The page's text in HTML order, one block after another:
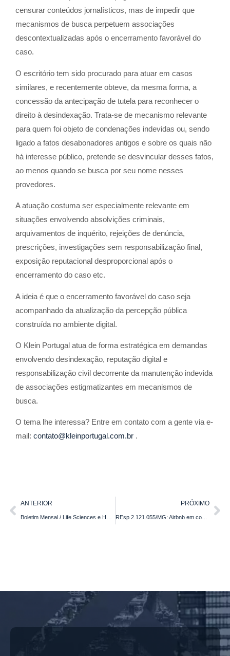
censurar conteúdos jornalísticos, mas de impedir que
mecanismos de busca perpetuem associações
descontextualizadas após o encerramento favorável do
caso.
O escritório tem sido procurado para atuar em casos
similares, e recentemente obteve, da mesma forma, a
concessão da antecipação de tutela para reconhecer o
direito à desindexação. Trata-se de mecanismo relevante
para quem foi objeto de condenações indevidas ou, sendo
ligado a fatos desabonadores antigos e sobre os quais não
há interesse público, pretende se desvincular desses fatos,
ao menos quando se busca por seu nome nesses
provedores.
A atuação costuma ser especialmente relevante em
situações envolvendo absolvições criminais,
arquivamentos de inquérito, rejeições de denúncia,
prescrições, investigações sem responsabilização final,
exposição reputacional desproporcional após o
encerramento do caso etc.
A ideia é que o encerramento favorável do caso seja
acompanhado da atualização da percepção pública
construída no ambiente digital.
O Klein Portugal atua de forma estratégica em demandas
envolvendo desindexação, reputação digital e
responsabilização civil decorrente da manutenção indevida
de associações estigmatizantes em mecanismos de
busca.
O tema lhe interessa? Entre em contato com a gente via e-
mail: contato@kleinportugal.com.br .
ANTERIOR PRÓXIMO
REsp 2.121.055/MG: Airbnb em condomínios após o STJ